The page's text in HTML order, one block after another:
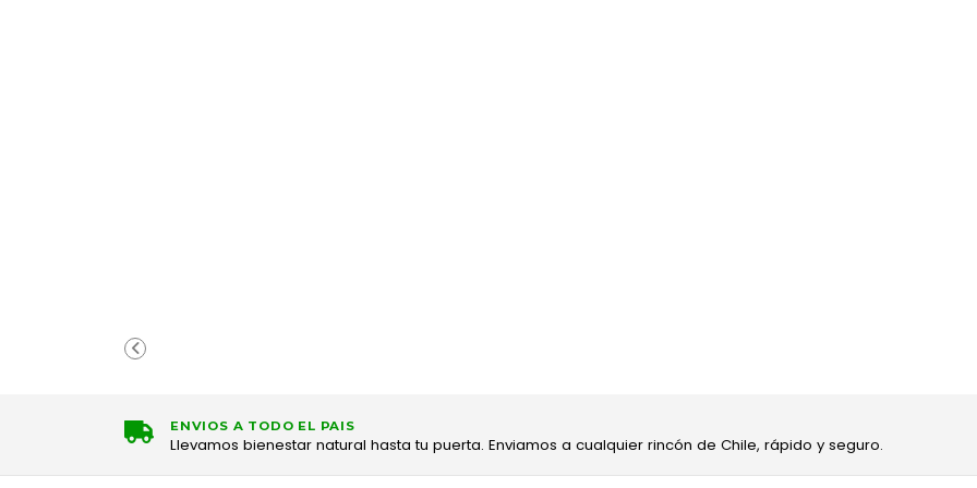
ENVIOS A TODO EL PAIS
Llevamos bienestar natural hasta tu puerta. Enviamos a cualquier rincón de Chile, rápido y seguro.